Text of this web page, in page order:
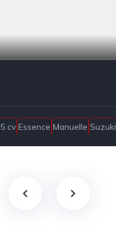
5 cv Essence Manuelle Suzuki